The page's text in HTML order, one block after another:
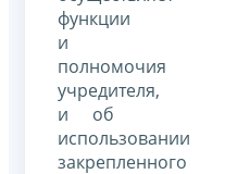
функции
и
полномочия
учредителя,
и об
использовании
закрепленного